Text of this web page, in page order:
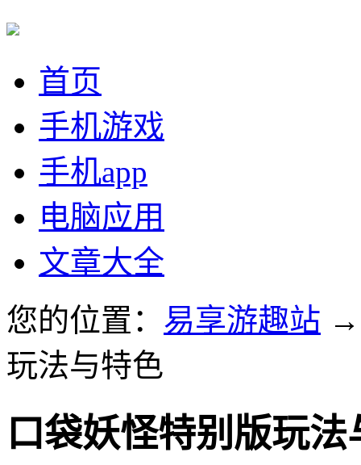
首页
手机游戏
手机app
电脑应用
文章大全
您的位置： 易享游趣站
玩法与特色
口袋妖怪特别版玩法